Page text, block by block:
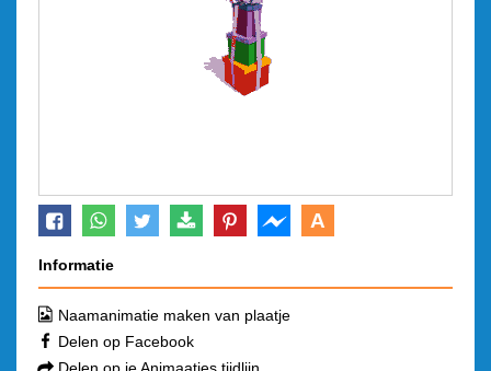
A
Informatie
Naamanimatie maken van plaatje
Delen op Facebook